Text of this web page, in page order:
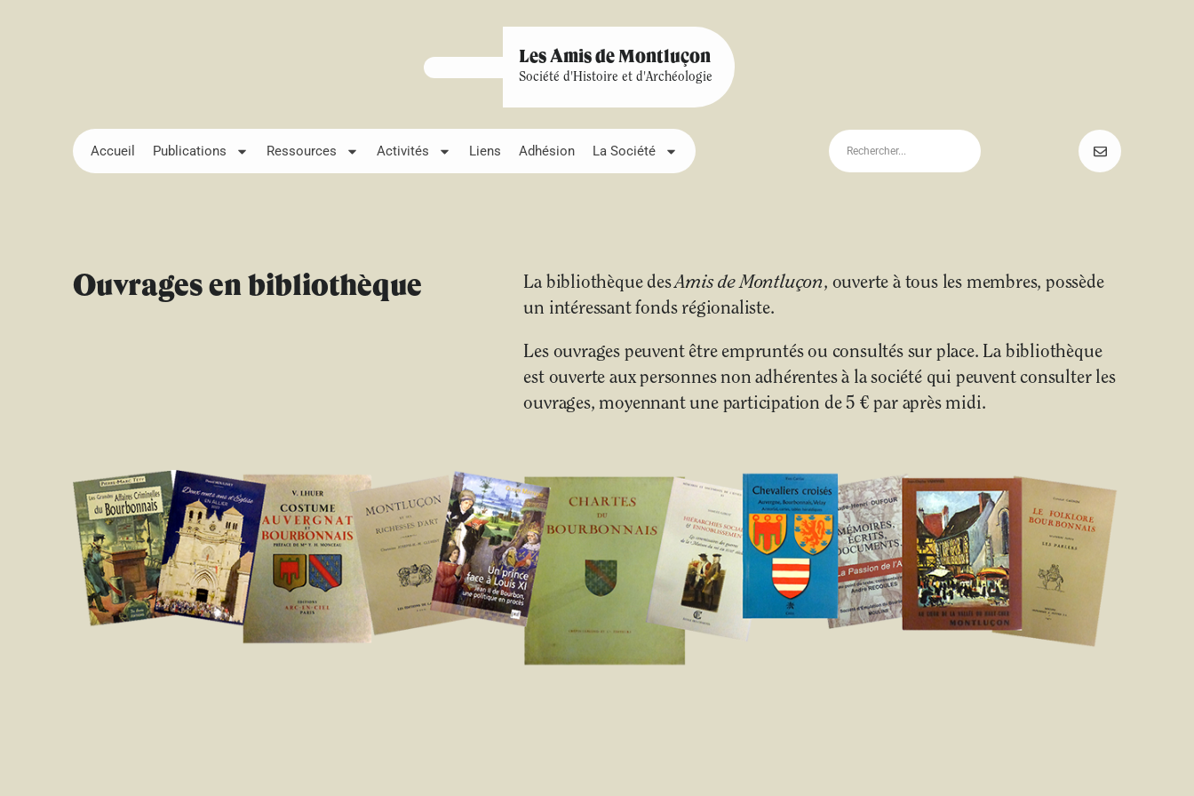
Les Amis de Montluçon
Société d'Histoire et d'Archéologie
Accueil Publications Ressources Activités Liens Adhésion La Société
Ouvrages en bibliothèque La bibliothèque desAmis de Montluçon, ouverte à tous les membres, possède
un intéressant fonds régionaliste.
Les ouvrages peuvent être empruntés ou consultés sur place. La bibliothèque
est ouverte aux personnes non adhérentes à la société qui peuvent consulter les
ouvrages, moyennant une participation de 5 € par après midi.